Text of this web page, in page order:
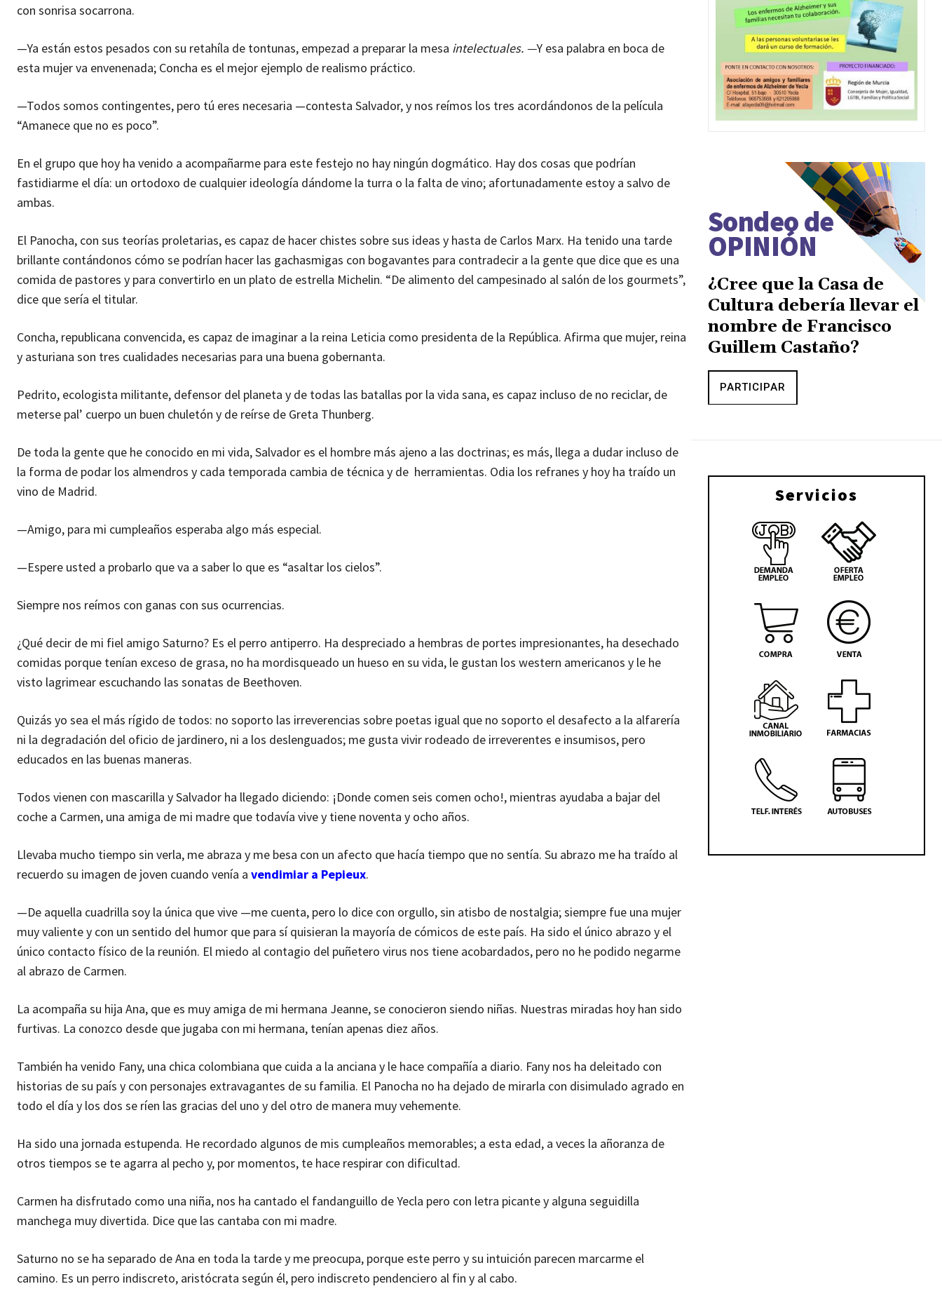
con sonrisa socarrona.
—Ya están estos pesados con su retahíla de tontunas, empezad a preparar la mesa intelectuales. —Y esa palabra en boca de
esta mujer va envenenada; Concha es el mejor ejemplo de realismo práctico.
—Todos somos contingentes, pero tú eres necesaria —contesta Salvador, y nos reímos los tres acordándonos de la película
“Amanece que no es poco”.
En el grupo que hoy ha venido a acompañarme para este festejo no hay ningún dogmático. Hay dos cosas que podrían
fastidiarme el día: un ortodoxo de cualquier ideología dándome la turra o la falta de vino; afortunadamente estoy a salvo de
ambas.
El Panocha, con sus teorías proletarias, es capaz de hacer chistes sobre sus ideas y hasta de Carlos Marx. Ha tenido una tarde
brillante contándonos cómo se podrían hacer las gachasmigas con bogavantes para contradecir a la gente que dice que es una
comida de pastores y para convertirlo en un plato de estrella Michelin. “De alimento del campesinado al salón de los gourmets”,
dice que sería el titular.
Concha, republicana convencida, es capaz de imaginar a la reina Leticia como presidenta de la República. Afirma que mujer, reina
y asturiana son tres cualidades necesarias para una buena gobernanta.
Pedrito, ecologista militante, defensor del planeta y de todas las batallas por la vida sana, es capaz incluso de no reciclar, de
meterse pal’ cuerpo un buen chuletón y de reírse de Greta Thunberg.
De toda la gente que he conocido en mi vida, Salvador es el hombre más ajeno a las doctrinas; es más, llega a dudar incluso de
la forma de podar los almendros y cada temporada cambia de técnica y de herramientas. Odia los refranes y hoy ha traído un
vino de Madrid.
—Amigo, para mi cumpleaños esperaba algo más especial.
—Espere usted a probarlo que va a saber lo que es “asaltar los cielos”.
Siempre nos reímos con ganas con sus ocurrencias.
¿Qué decir de mi fiel amigo Saturno? Es el perro antiperro. Ha despreciado a hembras de portes impresionantes, ha desechado
comidas porque tenían exceso de grasa, no ha mordisqueado un hueso en su vida, le gustan los western americanos y le he
visto lagrimear escuchando las sonatas de Beethoven.
Quizás yo sea el más rígido de todos: no soporto las irreverencias sobre poetas igual que no soporto el desafecto a la alfarería
ni la degradación del oficio de jardinero, ni a los deslenguados; me gusta vivir rodeado de irreverentes e insumisos, pero
educados en las buenas maneras.
Todos vienen con mascarilla y Salvador ha llegado diciendo: ¡Donde comen seis comen ocho!, mientras ayudaba a bajar del
coche a Carmen, una amiga de mi madre que todavía vive y tiene noventa y ocho años.
Llevaba mucho tiempo sin verla, me abraza y me besa con un afecto que hacía tiempo que no sentía. Su abrazo me ha traído al
recuerdo su imagen de joven cuando venía a vendimiar a Pepieux.
—De aquella cuadrilla soy la única que vive —me cuenta, pero lo dice con orgullo, sin atisbo de nostalgia; siempre fue una mujer
muy valiente y con un sentido del humor que para sí quisieran la mayoría de cómicos de este país. Ha sido el único abrazo y el
único contacto físico de la reunión. El miedo al contagio del puñetero virus nos tiene acobardados, pero no he podido negarme
al abrazo de Carmen.
La acompaña su hija Ana, que es muy amiga de mi hermana Jeanne, se conocieron siendo niñas. Nuestras miradas hoy han sido
furtivas. La conozco desde que jugaba con mi hermana, tenían apenas diez años.
También ha venido Fany, una chica colombiana que cuida a la anciana y le hace compañía a diario. Fany nos ha deleitado con
historias de su país y con personajes extravagantes de su familia. El Panocha no ha dejado de mirarla con disimulado agrado en
todo el día y los dos se ríen las gracias del uno y del otro de manera muy vehemente.
Ha sido una jornada estupenda. He recordado algunos de mis cumpleaños memorables; a esta edad, a veces la añoranza de
otros tiempos se te agarra al pecho y, por momentos, te hace respirar con dificultad.
Carmen ha disfrutado como una niña, nos ha cantado el fandanguillo de Yecla pero con letra picante y alguna seguidilla
manchega muy divertida. Dice que las cantaba con mi madre.
Saturno no se ha separado de Ana en toda la tarde y me preocupa, porque este perro y su intuición parecen marcarme el
camino. Es un perro indiscreto, aristócrata según él, pero indiscreto pendenciero al fin y al cabo.
Sondeo de
OPINIÓN
¿Cree que la Casa de
Cultura debería llevar el
nombre de Francisco
Guillem Castaño?
PARTICIPAR
Servicios